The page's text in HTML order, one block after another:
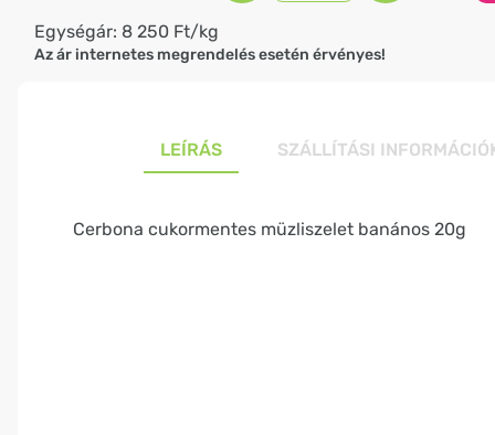
Egységár: 8 250 Ft/kg
Az ár internetes megrendelés esetén érvényes!
LEÍRÁS SZÁLLÍTÁSI
Cerbona cukormentes müzliszelet banános 20g